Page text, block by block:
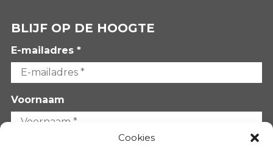
Cookies
BLIJF OP DE HOOGTE
E-mailadres *
Voornaam